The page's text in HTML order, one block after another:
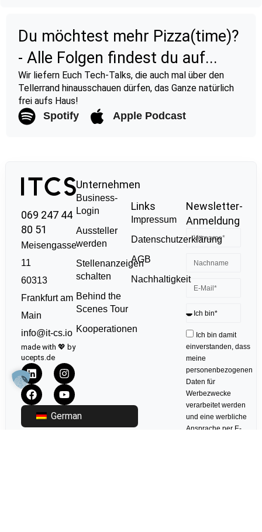
Du möchtest mehr Pizza(time)?
- Alle Folgen findest du auf...
Wir liefern Euch Tech-Talks, die auch mal über den
Tellerrand hinausschauen dürfen, das Ganze natürlich
frei aufs Haus!
Spotify Apple Podcast
069 247 44
80 51
Meisengasse
11
60313
Frankfurt am
Main
info@it-cs.io
made with 💖 by
ucepts.de
German
Unternehmen
Business-
Login
Aussteller
werden
Stellenanzeigen
schalten
Behind the
Scenes Tour
Kooperationen
Links
Impressum
Datenschutzerklärung
AGB
Nachhaltigkeit
Newsletter-
Anmeldung
Ich bin damit
einverstanden, dass
meine
personenbezogenen
Daten für
Werbezwecke
verarbeitet werden
und eine werbliche
Ansprache per E-